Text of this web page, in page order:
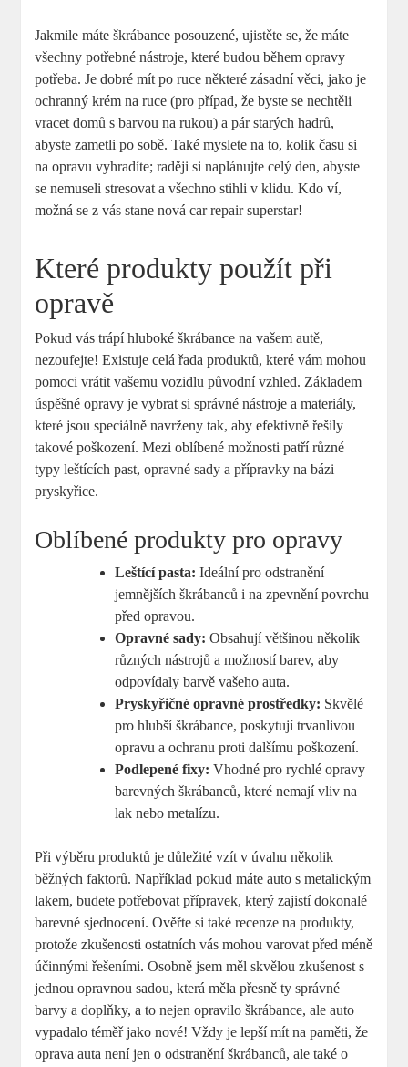
Jakmile máte škrábance posouzené, ⁢ujistěte se, že máte
všechny potřebné⁤ nástroje, které budou během opravy
potřeba. Je dobré mít po ruce některé zásadní věci, jako je
ochranný krém na ruce (pro případ,⁣ že byste‍ se nechtěli
vracet domů s barvou​ na rukou) a pár starých hadrů,
‌abyste zametli po‍ sobě. Také myslete‌ na to, kolik času si
na opravu vyhradíte; raději si naplánujte celý den, abyste‍
se nemuseli ‌stresovat a všechno stihli v klidu. Kdo ví,
možná se⁢ z vás stane nová car repair‌ superstar!
Které produkty použít při
opravě
Pokud ⁢vás trápí hluboké škrábance na ⁤vašem​ autě,
⁣nezoufejte! Existuje celá řada produktů, které⁣ vám mohou
pomoci vrátit vašemu vozidlu původní vzhled. Základem⁣
úspěšné‍ opravy je vybrat⁤ si ⁢správné nástroje a materiály,
které jsou speciálně navrženy tak, ⁢aby efektivně řešily
takové poškození.⁤ Mezi oblíbené možnosti patří různé
typy leštících past, opravné ⁣sady a přípravky na bázi‌
pryskyřice.
Oblíbené produkty pro ⁤opravy
Leštící pasta: Ideální ‌pro odstranění
jemnějších škrábanců i na zpevnění povrchu
před opravou.
Opravné sady: Obsahují⁣ většinou‍ několik
různých nástrojů a možností barev, aby
odpovídaly barvě vašeho auta.
Pryskyřičné opravné prostředky: Skvělé
pro hlubší škrábance, poskytují⁢ trvanlivou
opravu a ochranu proti dalšímu poškození.
Podlepené fixy: Vhodné pro rychlé opravy
barevných škrábanců, které nemají vliv na⁤
lak⁤ nebo metalízu.
Při výběru produktů je důležité vzít v úvahu několik
běžných faktorů. Například pokud‍ máte auto s metalickým
lakem, budete‌ potřebovat přípravek, který zajistí dokonalé
barevné sjednocení. Ověřte si také recenze na produkty,
protože ‌zkušenosti ostatních vás mohou varovat před méně
účinnými řešeními. Osobně jsem měl skvělou zkušenost s
jednou opravnou sadou, která měla přesně ty správné
barvy a doplňky, ​a to nejen opravilo škrábance, ‍ale auto
vypadalo téměř jako ​nové! Vždy je lepší mít na paměti, že
oprava auta není jen o‌ odstranění škrábanců, ale také o